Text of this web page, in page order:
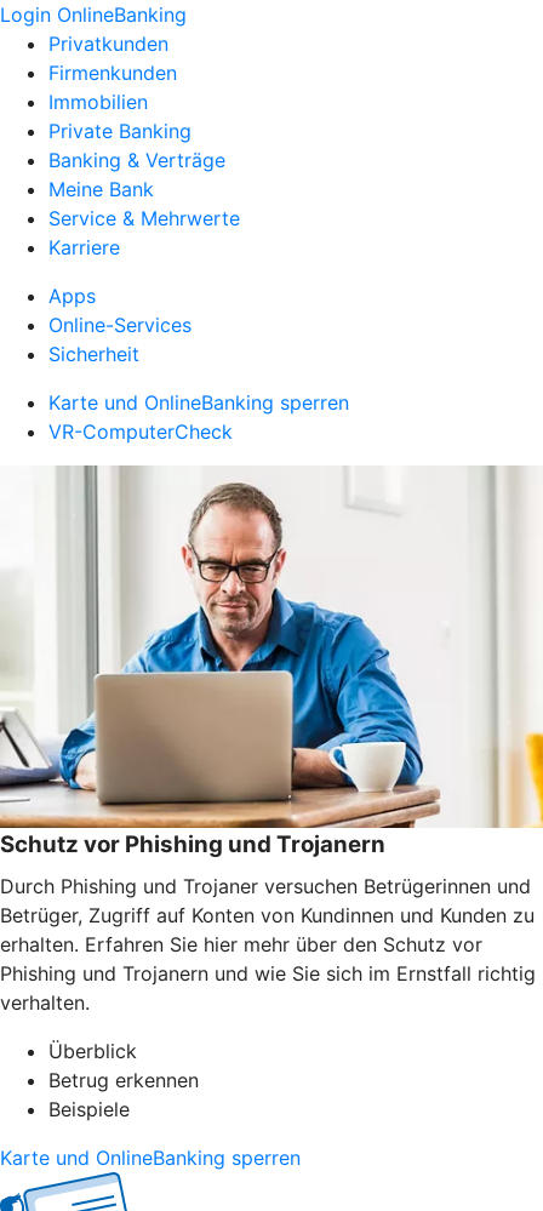
Login OnlineBanking
Privatkunden
Firmenkunden
Immobilien
Private Banking
Banking & Verträge
Meine Bank
Service & Mehrwerte
Karriere
Apps
Online-Services
Sicherheit
Karte und OnlineBanking sperren
VR-ComputerCheck
Schutz vor Phishing und Trojanern
Durch Phishing und Trojaner versuchen Betrügerinnen und
Betrüger, Zugriff auf Konten von Kundinnen und Kunden zu
erhalten. Erfahren Sie hier mehr über den Schutz vor
Phishing und Trojanern und wie Sie sich im Ernstfall richtig
verhalten.
Überblick
Betrug erkennen
Beispiele
Karte und OnlineBanking sperren